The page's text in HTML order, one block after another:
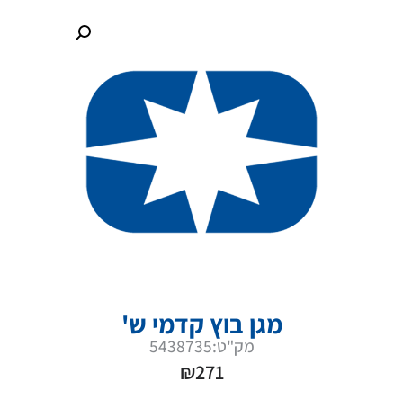
מגן בוץ קדמי ש'
מק"ט:5438735
₪271